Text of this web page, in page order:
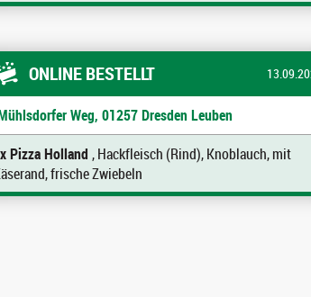
ONLINE BESTELLT
Weg, 01257 Dresden Leuben
Pizza Holland , Hackfleisch (Rind), Knoblauch, mit
frische Zwiebeln